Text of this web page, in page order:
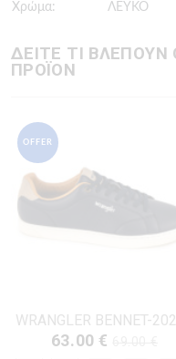
Χρώμα:
ΛΕΥΚΟ
ΔΕΙΤΕ ΤΙ ΒΛΕΠΟΥΝ
ΠΡΟΪΟΝ
OFFER
63.00 €